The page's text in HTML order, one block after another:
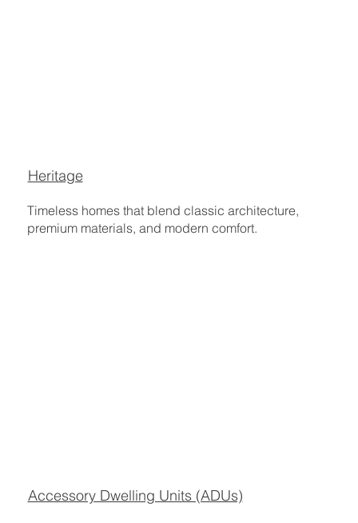
Timeless homes that blend classic architecture,
premium materials, and modern comfort.
Heritage
Accessory Dwelling Units (ADUs)